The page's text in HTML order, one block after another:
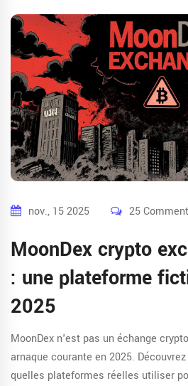
nov., 15 2025 25
MoonDex crypto
: une plateforme
2025
MoonDex n'est pas un échange
arnaque courante en 2025.
quelles plateformes réelles utiliser